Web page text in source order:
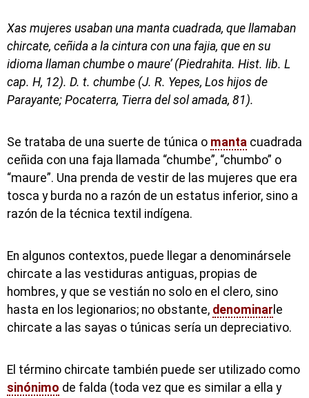
Xas mujeres usaban una manta cuadrada, que llamaban
chircate, ceñida a la cintura con una fajia, que en su
idioma llaman chumbe o maure’ (Piedrahita. Hist. lib. L
cap. H, 12). D. t. chumbe (J. R. Yepes, Los hijos de
Parayante; Pocaterra, Tierra del sol amada, 81).
Se trataba de una suerte de túnica o manta cuadrada
ceñida con una faja llamada “chumbe”, “chumbo” o
“maure”. Una prenda de vestir de las mujeres que era
tosca y burda no a razón de un estatus inferior, sino a
razón de la técnica textil indígena.
En algunos contextos, puede llegar a denominársele
chircate a las vestiduras antiguas, propias de
hombres, y que se vestián no solo en el clero, sino
hasta en los legionarios; no obstante, denominar le
chircate a las sayas o túnicas sería un depreciativo.
El término chircate también puede ser utilizado como
sinónimo de falda (toda vez que es similar a ella y